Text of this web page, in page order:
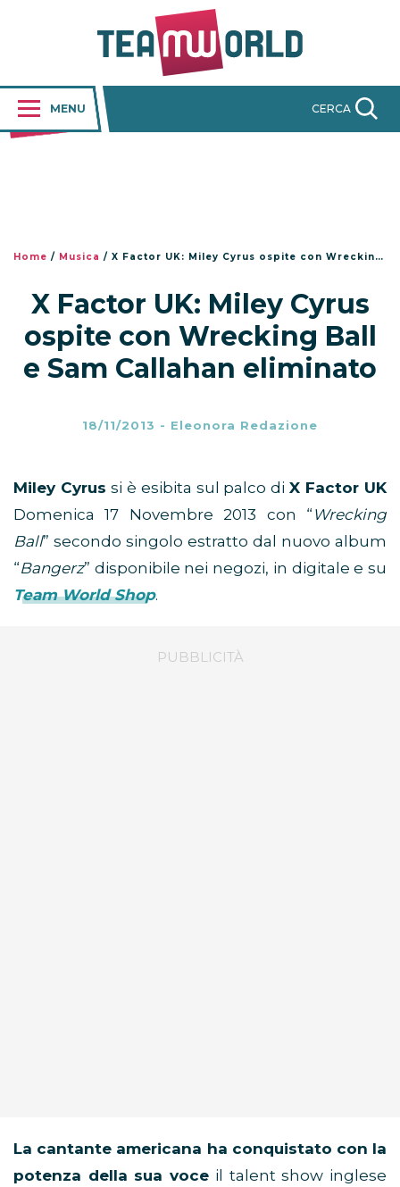
MENU CERCA
Home / Musica / X Factor UK: Miley Cyrus ospite con Wrecking Ball e Sam Callahan eliminato
X Factor UK: Miley Cyrus
ospite con Wrecking Ball
e Sam Callahan eliminato
18/11/2013 - Eleonora Redazione
Miley Cyrus si è esibita sul palco diX Factor UK
Domenica 17 Novembre 2013 con “ Wrecking
Ball” secondo singolo estratto dal nuovo album
“Bangerz” disponibile nei negozi, in digitale e su
Team World Shop.
La cantante americana ha conquistato con la
potenza della sua voce il talent show inglese